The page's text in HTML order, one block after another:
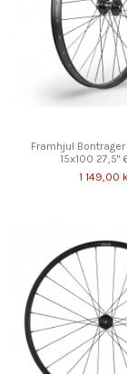
Framhjul Bontrager
15x100 27,5"
1 149,00